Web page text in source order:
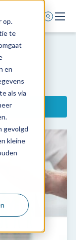
op.
te
en
als via
gevolgd
kleine